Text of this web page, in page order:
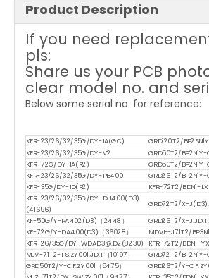
Product Description
If you need
pls:
Share us your PCB
clear model no. and
Below some serial no. for reference:
KFR-23/26/32/35G/DY-IA(GC)
GRD120T2/
KFR-23/26/32/35G/DY-V2
GRD50T2/BP2N1Y-
KFR-72G/DY-IA(R2)
GRD50T2/
KFR-23/26/32/35G/DY-PB400
GRD26T2/BP2N1Y-
KFR-35G/DY-ID(R2)
KFR-72T2/BDN1-
KFR-23/26/32/35G/DY-DH400(D3)
(41696)
GRD72T2/X-
KF-50G/Y-PA402(D3)（2448）
GRD26T2/X-
KF-72G/Y-DA400(D3)（36028）
MDVH-J71T2/
KFR-26/35G/DY-WDAD3@.D2(8230)
KFR-72T2/BDN1-
MJV-71T2-TS.ZY001.JD.T（10197）
GRD72T2/BP2N1Y-
GRD50T2/Y-CF.ZY001（5475）
GRD26T2/Y-